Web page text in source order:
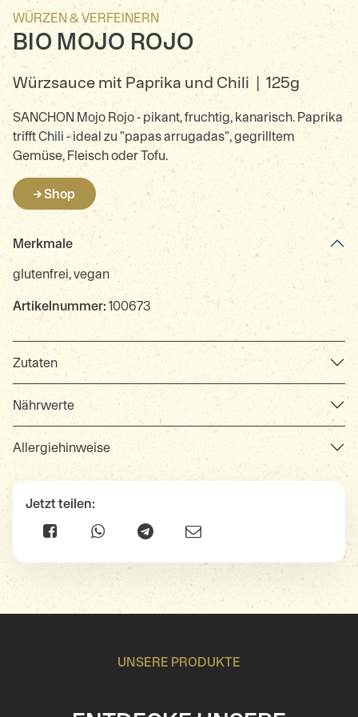
WÜRZEN & VERFEINERN
BIO MOJO ROJO
Würzsauce mit Paprika und Chili | 125g
SANCHON Mojo Rojo - pikant, fruchtig, kanarisch. Paprika
trifft Chili - ideal zu "papas arrugadas", gegrilltem
Gemüse, Fleisch oder Tofu.
→ Shop
Merkmale
glutenfrei, vegan
Artikelnummer: 100673
Zutaten
Nährwerte
Allergiehinweise
Jetzt teilen:
UNSERE PRODUKTE